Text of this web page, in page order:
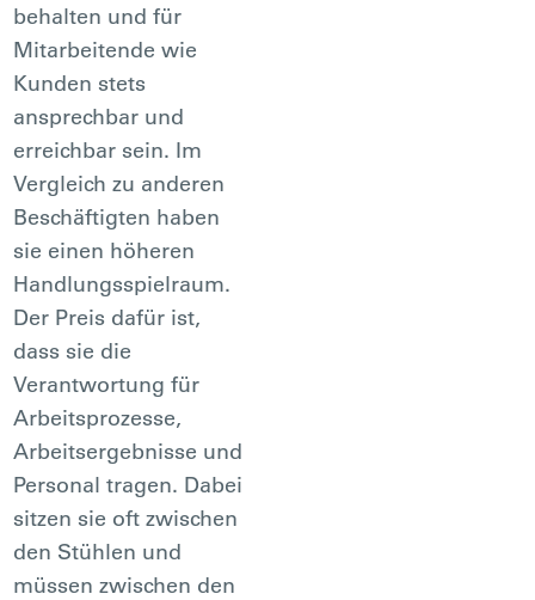
behalten und für
Mitarbeitende wie
Kunden stets
ansprechbar und
erreichbar sein. Im
Vergleich zu anderen
Beschäftigten haben
sie einen höheren
Handlungsspielraum.
Der Preis dafür ist,
dass sie die
Verantwortung für
Arbeitsprozesse,
Arbeitsergebnisse und
Personal tragen. Dabei
sitzen sie oft zwischen
den Stühlen und
müssen zwischen den